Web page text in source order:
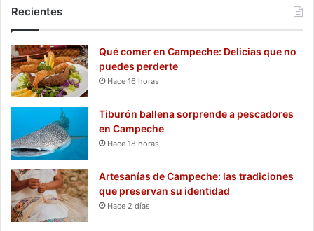
Recientes
Qué comer en Campeche: Delicias que no
puedes perderte
Hace 16 horas
Tiburón ballena sorprende a pescadores
en Campeche
Hace 18 horas
Artesanías de Campeche: las tradiciones
que preservan su identidad
Hace 2 días